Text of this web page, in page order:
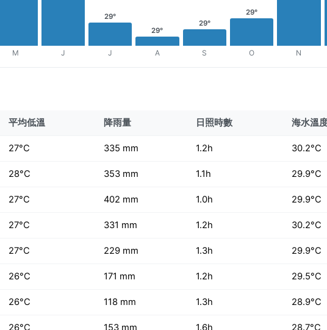
M J
29°
J
29°
A
29°
S
29°
O N
平均低溫 降雨量 日照時數 海水溫
27°C 335 mm 1.2h 30.2°C
28°C 353 mm 1.1h 29.9°C
27°C 402 mm 1.0h 29.9°C
27°C 331 mm 1.2h 30.2°C
27°C 229 mm 1.3h 29.9°C
26°C 171 mm 1.2h 29.5°C
26°C 118 mm 1.3h 28.9°C
26°C 153 mm 1.6h 28.7°C